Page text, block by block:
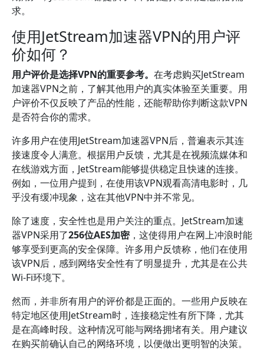
求。
使用JetStream加速器VPN的用户评
价如何？
用户评价是选择VPN的重要参考。 在考虑购买JetStream
加速器VPN之前，了解其他用户的真实体验至关重要。用
户评价不仅反映了产品的性能，还能帮助你判断这款VPN
是否符合你的需求。
许多用户在使用JetStream加速器VPN后，普遍表示其连
接速度令人满意。根据用户反馈，尤其是在视频流媒体和
在线游戏方面，JetStream能够提供稳定且快速的连接。
例如，一位用户提到，在使用该VPN观看高清电影时，几
乎没有缓冲现象，这在其他VPN中并不常见。
除了速度，安全性也是用户关注的重点。JetStream加速
器VPN采用了256位AES加密，这使得用户在网上冲浪时能
够享受到更高的安全保障。许多用户反馈称，他们在使用
该VPN后，感到网络安全性有了明显提升，尤其是在公共
Wi-Fi环境下。
然而，并非所有用户的评价都是正面的。一些用户反映在
特定地区使用JetStream时，连接稳定性有所下降，尤其
是在高峰时段。这种情况可能与网络拥堵有关。用户建议
在购买前确认自己的网络环境，以便做出更明智的决策。